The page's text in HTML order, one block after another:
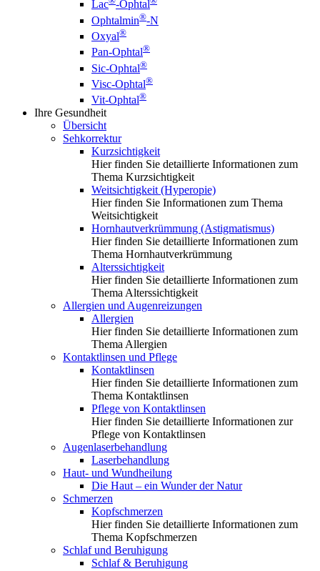
Lac -Ophtal
Ophtalmin®-N
Oxyal®
Pan-Ophtal®
Sic-Ophtal®
Visc-Ophtal®
Vit-Ophtal®
Ihre Gesundheit
Übersicht
Sehkorrektur
Kurzsichtigkeit
Hier finden Sie detaillierte Informationen zum
Thema Kurzsichtigkeit
Weitsichtigkeit (Hyperopie)
Hier finden Sie Informationen zum Thema
Weitsichtigkeit
Hornhautverkrümmung (Astigmatismus)
Hier finden Sie detaillierte Informationen zum
Thema Hornhautverkrümmung
Alterssichtigkeit
Hier finden Sie detaillierte Informationen zum
Thema Alterssichtigkeit
Allergien und Augenreizungen
Allergien
Hier finden Sie detaillierte Informationen zum
Thema Allergien
Kontaktlinsen und Pflege
Kontaktlinsen
Hier finden Sie detaillierte Informationen zum
Thema Kontaktlinsen
Pflege von Kontaktlinsen
Hier finden Sie detaillierte Informationen zur
Pflege von Kontaktlinsen
Augenlaserbehandlung
Laserbehandlung
Haut- und Wundheilung
Die Haut – ein Wunder der Natur
Schmerzen
Kopfschmerzen
Hier finden Sie detaillierte Informationen zum
Thema Kopfschmerzen
Schlaf und Beruhigung
Schlaf & Beruhigung